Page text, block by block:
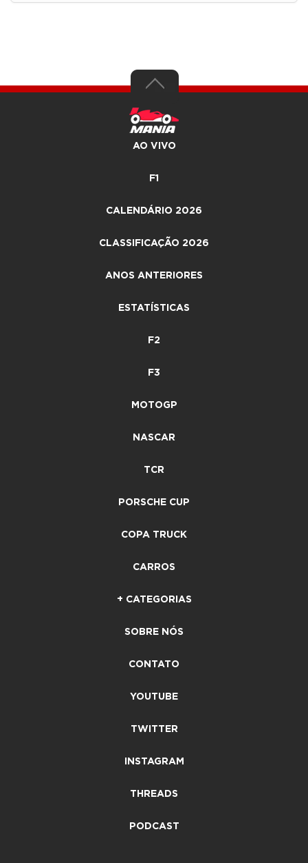
AO VIVO
F1
CALENDÁRIO 2026
CLASSIFICAÇÃO 2026
ANOS ANTERIORES
ESTATÍSTICAS
F2
F3
MOTOGP
NASCAR
TCR
PORSCHE CUP
COPA TRUCK
CARROS
+ CATEGORIAS
SOBRE NÓS
CONTATO
YOUTUBE
TWITTER
INSTAGRAM
THREADS
PODCAST